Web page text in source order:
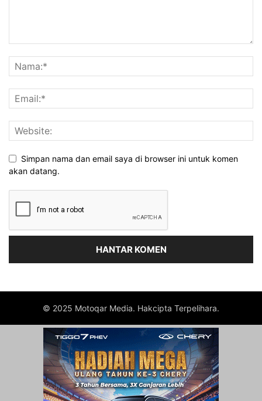
Simpan nama dan email saya di browser ini untuk komen
akan datang.
© 2025 Motoqar Media. Hakcipta Terpelihara.